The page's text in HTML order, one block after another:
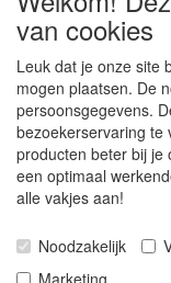
ALGEMEEN
logistiek door
E-mail:
Telefoon: 085 -
van cookies
Leuk dat je onze site
mogen plaatsen. De
persoonsgegevens.
bezoekerservaring te
producten beter bij je
een optimaal
alle vakjes aan!
Noodzakelijk
Marketing